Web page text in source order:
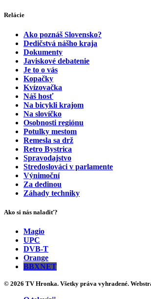
Relácie
Ako poznáš Slovensko?
Dedičstvá nášho kraja
Dokumenty
Javiskové debatenie
Je to o vás
Kopačky
Kvízovačka
Náš hosť
Na bicykli krajom
Na slovíčko
Osobnosti regiónu
Potulky mestom
Remesla sa drž
Retro Bystrica
Spravodajstvo
Stredoslováci v parlamente
Výnimoční
Za dedinou
Záhady techniky
Ako si nás naladiť?
Magio
UPC
DVB-T
Orange
BBXNET
© 2026 TV Hronka. Všetky práva vyhradené.